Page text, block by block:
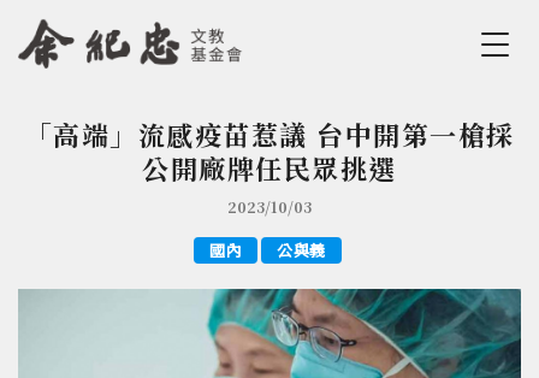
Jump to Navigation
Jump to Main content
您在這裡
「高端」流感疫苗惹議 台中開第一槍採
公開廠牌任民眾挑選
2023/10/03
國內 公與義